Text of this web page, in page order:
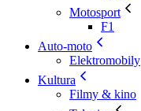
Motosport
F1
Auto-moto
Elektromobily
Kultura
Filmy & kino